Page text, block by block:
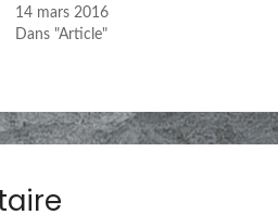
14 mars 2016
Dans "Article"